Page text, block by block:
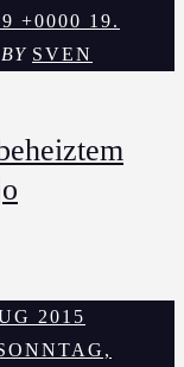
+0000 19.
BY SVEN
2015